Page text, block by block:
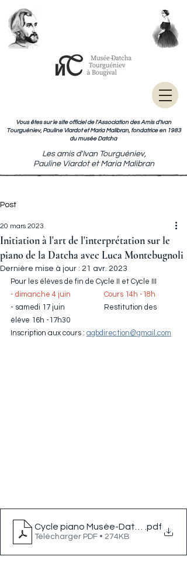
Vous êtes sur le site officiel de l'Association des Amis d'Ivan
Tourguéniev, Pauline Viardot et Maria Malibran, fondatrice en 1983
du musée Datcha
Les amis d'Ivan Tourguéniev,
Pauline Viardot et Maria Malibran
Post
Initiation à l'art de l'interprétation sur le
piano de la Datcha avec Luca Montebugnoli
20 mars 2023
Dernière mise à jour : 21 avr. 2023
Pour les élèves de fin de Cycle II et Cycle III
- dimanche 4 juin		Cours 14h -18h
- samedi 17 juin		Restitution des
élève 16h -17h30
Inscription aux cours : agbdirection@gmail.com
Cycle piano Musée-Datcha 18 mars
.pdf
Télécharger PDF • 274KB